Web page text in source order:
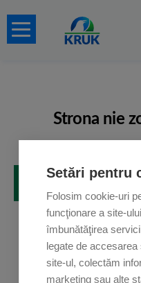
Strona nie
POWRÓT
Setări pentru
Folosim cookie-uri
funcţionare a site-
îmbunătăţirea
legate de
site-ul, colectăm
marketing sau alte